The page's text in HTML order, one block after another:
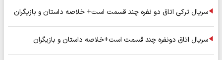
سریال ترکی اتاق دو نفره چند قسمت است+ خلاصه داستان و بازیگران
سریال اتاق دونفره چند قسمت است+خلاصه داستان و بازیگران